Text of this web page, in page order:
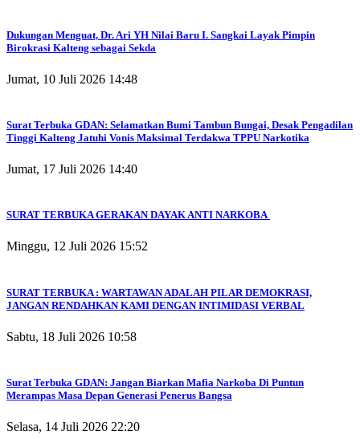
Dukungan Menguat, Dr. Ari YH Nilai Baru I. Sangkai Layak Pimpin
Birokrasi Kalteng sebagai Sekda
Jumat, 10 Juli 2026 14:48
Surat Terbuka GDAN: Selamatkan Bumi Tambun Bungai, Desak Pengadilan
Tinggi Kalteng Jatuhi Vonis Maksimal Terdakwa TPPU Narkotika
Jumat, 17 Juli 2026 14:40
SURAT TERBUKA GERAKAN DAYAK ANTI NARKOBA
Minggu, 12 Juli 2026 15:52
SURAT TERBUKA : WARTAWAN ADALAH PILAR DEMOKRASI,
JANGAN RENDAHKAN KAMI DENGAN INTIMIDASI VERBAL
Sabtu, 18 Juli 2026 10:58
Surat Terbuka GDAN: Jangan Biarkan Mafia Narkoba Di Puntun
Merampas Masa Depan Generasi Penerus Bangsa
Selasa, 14 Juli 2026 22:20